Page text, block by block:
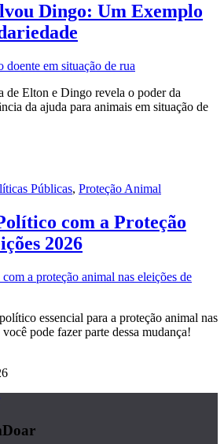
Dingo: Um Exemplo
de Elton e Dingo revela o poder da
da ajuda para animais em situação de
Públicas, Proteção Animal
com a Proteção
2026
essencial para a proteção animal nas
pode fazer parte dessa mudança!